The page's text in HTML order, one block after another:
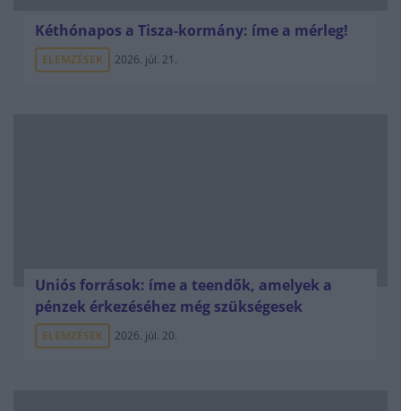
Kéthónapos a Tisza-kormány: íme a mérleg!
ELEMZÉSEK 2026. júl. 21.
Uniós források: íme a teendők, amelyek a
pénzek érkezéséhez még szükségesek
ELEMZÉSEK 2026. júl. 20.